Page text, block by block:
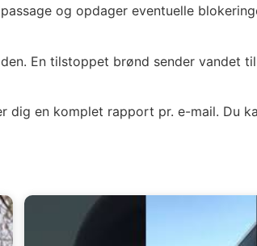
og opdager eventuelle
En tilstoppet brønd sender
dig en komplet rapport pr. e-mail.